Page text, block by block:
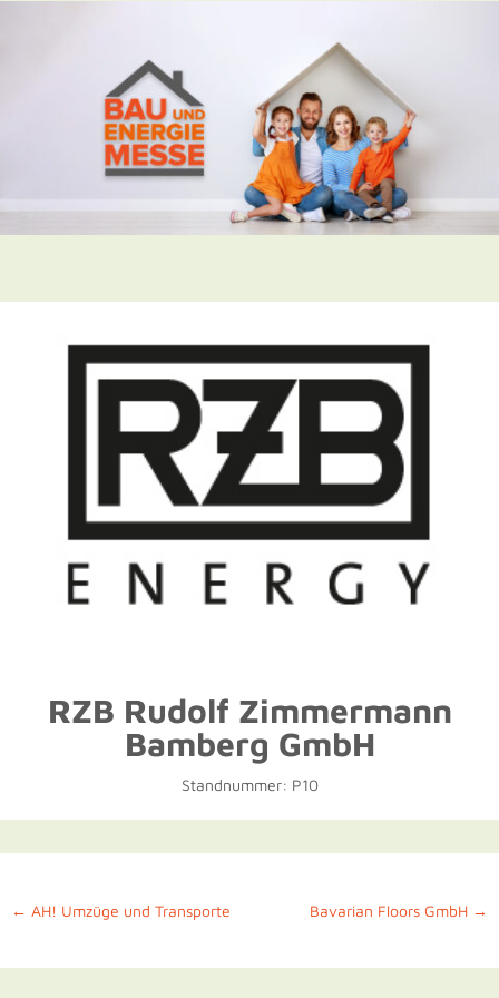
RZB Rudolf Zimmermann
Bamberg GmbH
Standnummer: P10
← AH! Umzüge und Transporte Bavarian Floors GmbH →